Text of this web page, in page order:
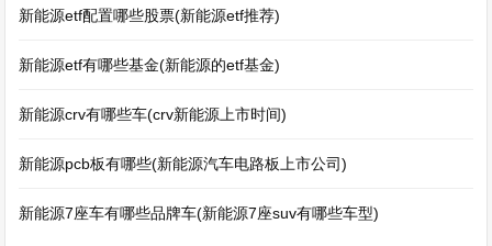
新能源etf配置哪些股票(新能源etf推荐)
新能源etf有哪些基金(新能源的etf基金)
新能源crv有哪些车(crv新能源上市时间)
新能源pcb板有哪些(新能源汽车电路板上市公司)
新能源7座车有哪些品牌车(新能源7座suv有哪些车型)